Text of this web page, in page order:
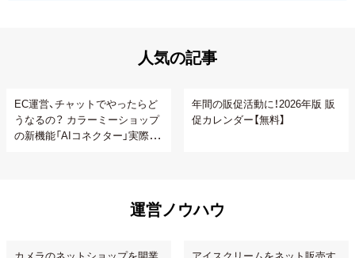
人気の記事
EC運営、チャットでやったらど
うなるの？ カラーミーショップ
の新機能「AIコネクター」実際に
年間の販促活動に！2026年版 販
促カレンダー【無料】
運営ノウハウ